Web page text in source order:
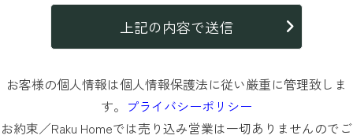
お客様の個人情報は個人情報保護法に従い厳重に管理致しま
す。 プライバシーポリシー
お約束／Raku Homeでは売り込み営業は一切ありませんのでご